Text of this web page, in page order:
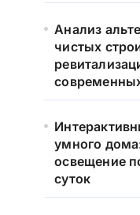
Анализ
чистых
умного
освещение
суток